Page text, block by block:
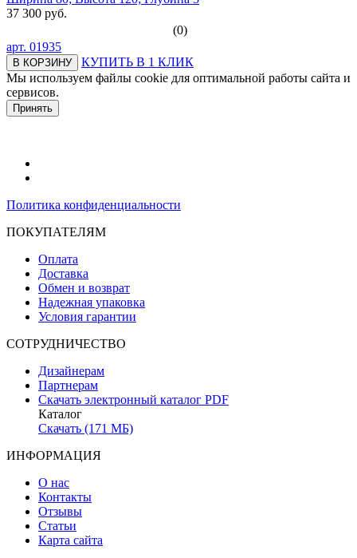
37 300 руб.
(0)
арт. 01935
В КОРЗИНУ
КУПИТЬ В 1 КЛИК
Мы используем файлы cookie для оптимальной работы сайта и
сервисов.
Принять
Политика конфиденциальности
ПОКУПАТЕЛЯМ
Оплата
Доставка
Обмен и возврат
Надежная упаковка
Условия гарантии
СОТРУДНИЧЕСТВО
Дизайнерам
Партнерам
Скачать электронный каталог PDF
Каталог
Скачать (171 МБ)
ИНФОРМАЦИЯ
О нас
Контакты
Отзывы
Статьи
Карта сайта